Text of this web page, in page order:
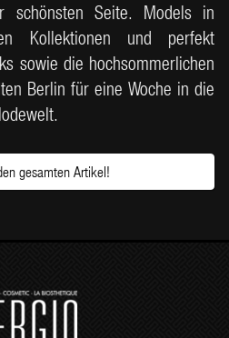
schönsten Seite. Models in
Kollektionen und perfekt
sowie die hochsommerlichen
Berlin für eine Woche in die
gesamten Artikel!